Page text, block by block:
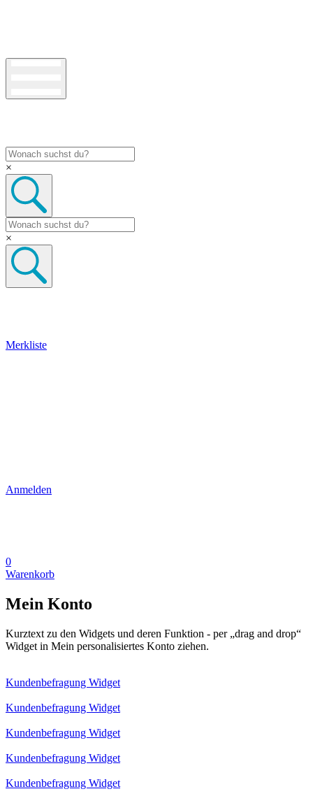
×
×
Merkliste
Anmelden
0
Warenkorb
Mein Konto
Kurztext zu den Widgets und deren Funktion - per „drag and drop“
Widget in Mein personalisiertes Konto ziehen.
Kundenbefragung Widget
Kundenbefragung Widget
Kundenbefragung Widget
Kundenbefragung Widget
Kundenbefragung Widget